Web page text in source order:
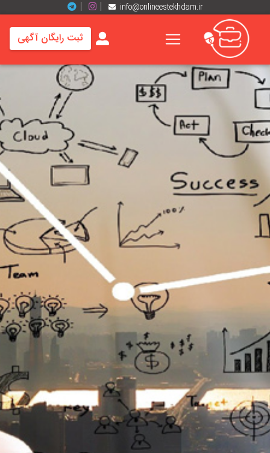
info@onlineestekhdam.ir
خانه
فرصت
برند
ها
رزومه
درباره
ما
ثبت رایگان آگهی